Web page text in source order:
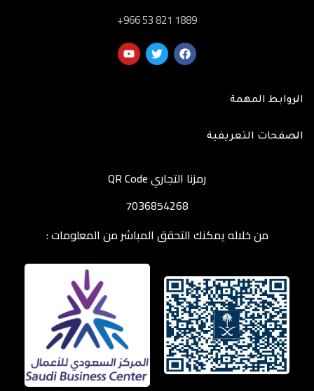
‎+966 53 821 1889
الروابط المهمة
الصفحات التعريفية
رمزنا التجاري QR Code
7036854268
من خلاله يمكنك التحقق المباشر من المعلومات :